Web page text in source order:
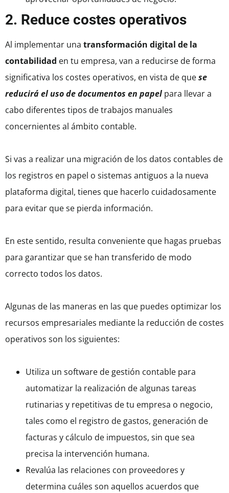
2. Reduce costes operativos
Al implementar una transformación digital de la
contabilidad en tu empresa, van a reducirse de forma
significativa los costes operativos, en vista de quese
reducirá el uso de documentos en papelpara llevar a
cabo diferentes tipos de trabajos manuales
concernientes al ámbito contable.
Si vas a realizar una migración de los datos contables de
los registros en papel o sistemas antiguos a la nueva
plataforma digital, tienes que hacerlo cuidadosamente
para evitar que se pierda información.
En este sentido, resulta conveniente que hagas pruebas
para garantizar que se han transferido de modo
correcto todos los datos.
Algunas de las maneras en las que puedes optimizar los
recursos empresariales mediante la reducción de costes
operativos son los siguientes:
Utiliza un software de gestión contable para
automatizar la realización de algunas tareas
rutinarias y repetitivas de tu empresa o negocio,
tales como el registro de gastos, generación de
facturas y cálculo de impuestos, sin que sea
precisa la intervención humana.
Revalúa las relaciones con proveedores y
determina cuáles son aquellos acuerdos que